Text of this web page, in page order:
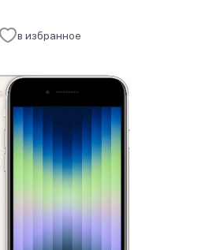
в избранное